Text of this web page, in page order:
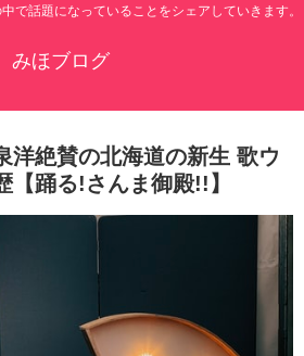
で話題になっていることをシェアしていきます。
みほブログ
洋絶賛の北海道の新生 歌ウ
【踊る!さんま御殿!!】